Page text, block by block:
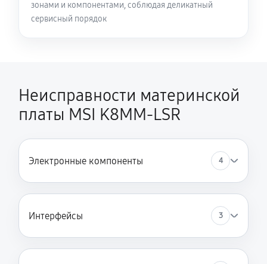
зонами и компонентами, соблюдая деликатный
сервисный порядок
Неисправности материнской
платы MSI K8MM-LSR
Электронные компоненты 4
Интерфейсы 3